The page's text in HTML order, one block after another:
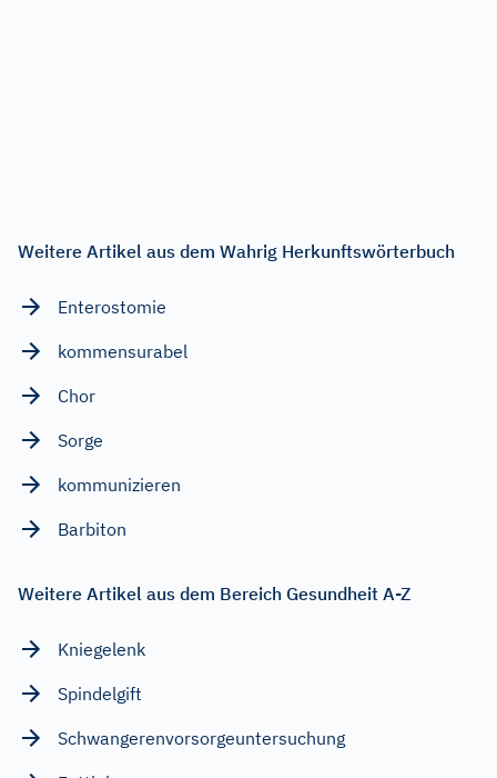
Weitere Artikel aus dem Wahrig Herkunftswörterbuch
Enterostomie
kommensurabel
Chor
Sorge
kommunizieren
Barbiton
Weitere Artikel aus dem Bereich Gesundheit A-Z
Kniegelenk
Spindelgift
Schwangerenvorsorgeuntersuchung